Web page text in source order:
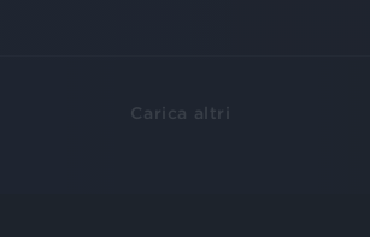
Carica altri